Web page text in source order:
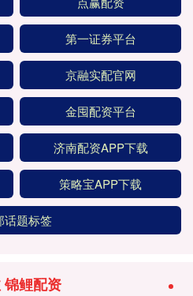
第一证券平台
京融实配官网
金囤配资平台
济南配资APP下载
策略宝APP下载
话题标签
锦鲤配资